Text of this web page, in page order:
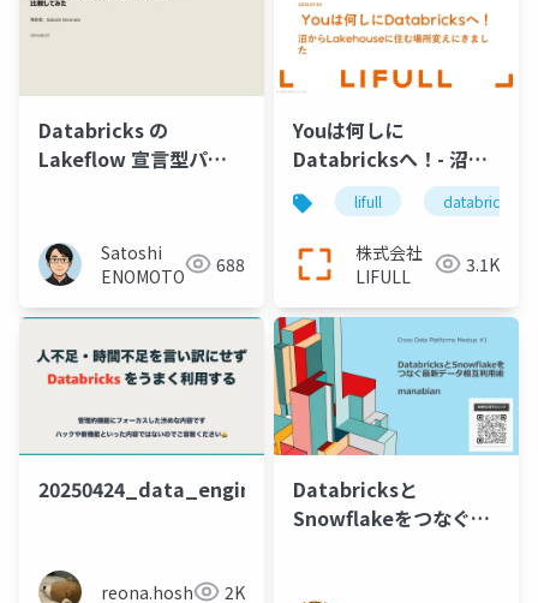
Databricks の
Lakeflow 宣言型パイ
ズド・レイクビュー
(MLV) を比較してみた
Satoshi
ENOMOTO
688
Youは何しに
Databricksへ！- 沼か
らLakehouseに住む場
所変えにきました
lifull databricks
株式会社
LIFULL
3.1K
20250424_data_engineering_study
reona.hoshino 2K
Databricksと
Snowflakeをつなぐ最